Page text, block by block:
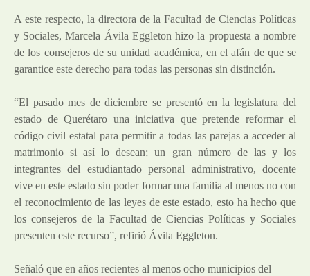
A este respecto, la directora de la Facultad de Ciencias Políticas
y Sociales, Marcela Ávila Eggleton hizo la propuesta a nombre
de los consejeros de su unidad académica, en el afán de que se
garantice este derecho para todas las personas sin distinción.
“El pasado mes de diciembre se presentó en la legislatura del
estado de Querétaro una iniciativa que pretende reformar el
código civil estatal para permitir a todas las parejas a acceder al
matrimonio si así lo desean; un gran número de las y los
integrantes del estudiantado personal administrativo, docente
vive en este estado sin poder formar una familia al menos no con
el reconocimiento de las leyes de este estado, esto ha hecho que
los consejeros de la Facultad de Ciencias Políticas y Sociales
presenten este recurso”, refirió Ávila Eggleton.
Señaló que en años recientes al menos ocho municipios del